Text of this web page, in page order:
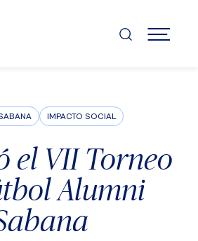
MENÚ
IMPACTO SOCIAL
el VII Torneo
Alumni